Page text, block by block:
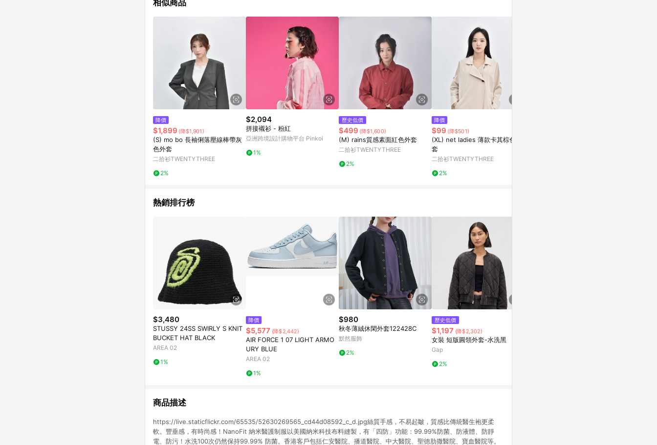
使用規則請以點數紅包活動說明為準。 11. 若於 LINE 購物前往 Pinkoi 頁面後才首次下載 Pinkoi APP 並完成訂單，不
相似商品
降價
$1,899 (降$1,901)
(S) mo bo 長袖俐落壓線棒帶灰
色外套
二拾衫TWENTYTHREE
2%
$2,094
拼接襯衫 - 粉紅
亞洲跨境設計購物平台 Pinkoi
1%
歷史低價
$499 (降$1,600)
(M) rains質感素面紅色外套
二拾衫TWENTYTHREE
2%
降價
$99 (降$501)
(XL) net ladies 薄款卡其棕色外
套
二拾衫TWENTYTHREE
2%
熱銷排行榜
$3,480
STUSSY 24SS SWIRLY S KNIT
BUCKET HAT BLACK
AREA 02
1%
降價
$5,577 (降$2,442)
AIR FORCE 1 07 LIGHT ARMO
URY BLUE
AREA 02
1%
$980
秋冬薄絨休閑外套122428C
默然服飾
2%
歷史低價
$1,197 (降$2,302)
女裝 短版圓領外套-水洗黑
Gap
2%
商品描述
https://live.staticflickr.com/65535/52630269565_cd44d08592_c_d.jpg絲質手感，不易起皺，質感比傳統醫生袍更柔
軟。豐垂感，有時尚感！NanoFit 納米醫護制服以美國納米科技布料縫製，有「四防」功能：99.99%防菌、防液體、防靜
電、防污！水洗100次仍然保持99.99% 防菌。香港客戶包括仁安醫院、播道醫院、中大醫院、聖德肋撒醫院、寶血醫院等。